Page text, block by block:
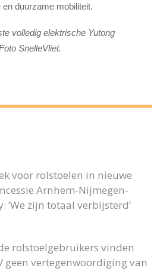
duurzame mobiliteit.
volledig elektrische Yutong
SnelleVliet.
voor rolstoelen in nieuwe
Arnhem-Nijmegen-
‘We zijn totaal verbijsterd’
rolstoelgebruikers vinden
geen vertegenwoordiging van